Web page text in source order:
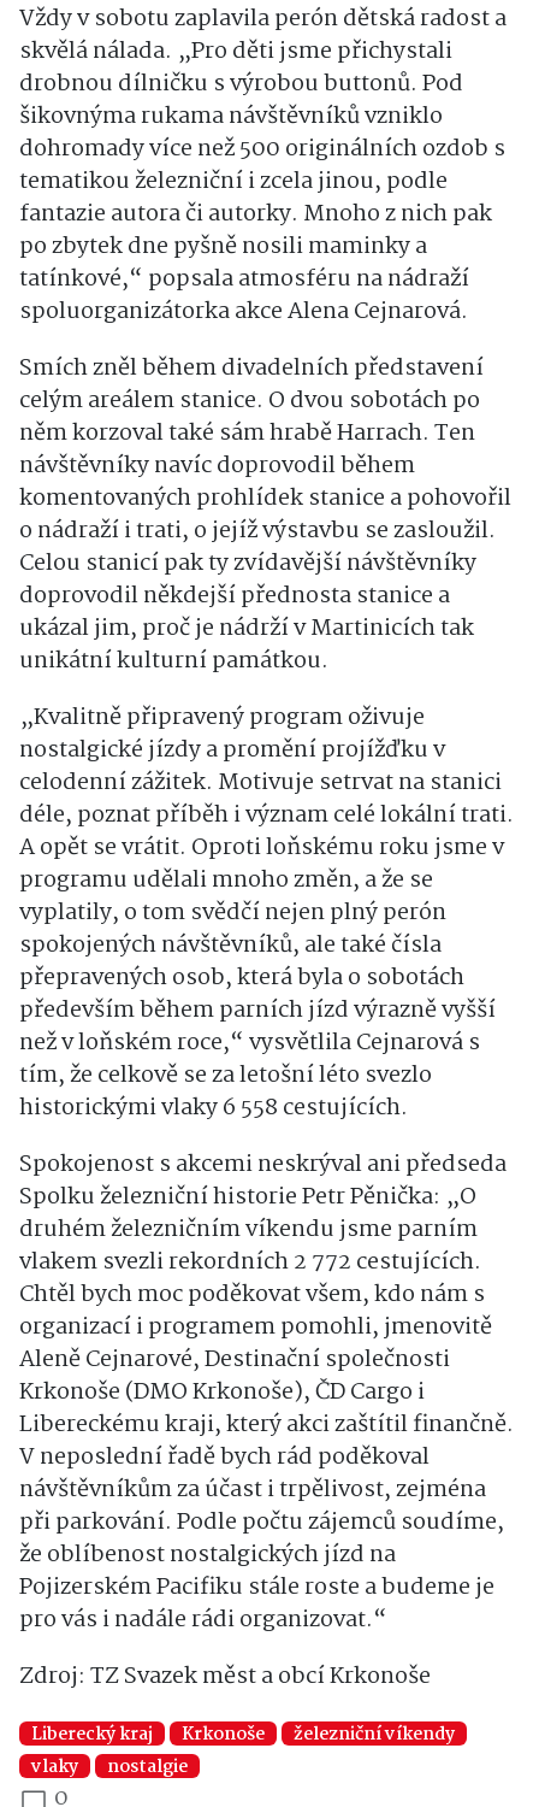
Vždy v sobotu zaplavila perón dětská radost a
skvělá nálada. „Pro děti jsme přichystali
drobnou dílničku s výrobou buttonů. Pod
šikovnýma rukama návštěvníků vzniklo
dohromady více než 500 originálních ozdob s
tematikou železniční i zcela jinou, podle
fantazie autora či autorky. Mnoho z nich pak
po zbytek dne pyšně nosili maminky a
tatínkové,“ popsala atmosféru na nádraží
spoluorganizátorka akce Alena Cejnarová.
Smích zněl během divadelních představení
celým areálem stanice. O dvou sobotách po
něm korzoval také sám hrabě Harrach. Ten
návštěvníky navíc doprovodil během
komentovaných prohlídek stanice a pohovořil
o nádraží i trati, o jejíž výstavbu se zasloužil.
Celou stanicí pak ty zvídavější návštěvníky
doprovodil někdejší přednosta stanice a
ukázal jim, proč je nádrží v Martinicích tak
unikátní kulturní památkou.
„Kvalitně připravený program oživuje
nostalgické jízdy a promění projížďku v
celodenní zážitek. Motivuje setrvat na stanici
déle, poznat příběh i význam celé lokální trati.
A opět se vrátit. Oproti loňskému roku jsme v
programu udělali mnoho změn, a že se
vyplatily, o tom svědčí nejen plný perón
spokojených návštěvníků, ale také čísla
přepravených osob, která byla o sobotách
především během parních jízd výrazně vyšší
než v loňském roce,“ vysvětlila Cejnarová s
tím, že celkově se za letošní léto svezlo
historickými vlaky 6 558 cestujících.
Spokojenost s akcemi neskrýval ani předseda
Spolku železniční historie Petr Pěnička: „O
druhém železničním víkendu jsme parním
vlakem svezli rekordních 2 772 cestujících.
Chtěl bych moc poděkovat všem, kdo nám s
organizací i programem pomohli, jmenovitě
Aleně Cejnarové, Destinační společnosti
Krkonoše (DMO Krkonoše), ČD Cargo i
Libereckému kraji, který akci zaštítil finančně.
V neposlední řadě bych rád poděkoval
návštěvníkům za účast i trpělivost, zejména
při parkování. Podle počtu zájemců soudíme,
že oblíbenost nostalgických jízd na
Pojizerském Pacifiku stále roste a budeme je
pro vás i nadále rádi organizovat.“
Zdroj: TZ Svazek měst a obcí Krkonoše
Liberecký kraj Krkonoše
železniční víkendy
vlaky
nostalgie
0